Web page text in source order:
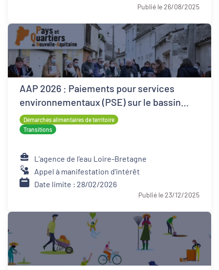
Publié le 26/08/2025
AAP 2026 : Paiements pour services
environnementaux (PSE) sur le bassin
Loire-Bretagne
Démarches alimentaires de territoire
Transitions
L’agence de l’eau Loire-Bretagne
Appel à manifestation d'intérêt
Date limite : 28/02/2026
Publié le 23/12/2025